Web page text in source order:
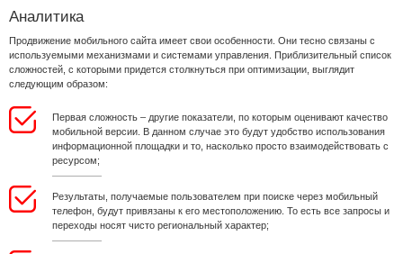
Аналитика
Продвижение мобильного сайта имеет свои особенности. Они тесно связаны с
используемыми механизмами и системами управления. Приблизительный список
сложностей, с которыми придется столкнуться при оптимизации, выглядит
следующим образом:
Первая сложность – другие показатели, по которым оценивают качество
мобильной версии. В данном случае это будут удобство использования
информационной площадки и то, насколько просто взаимодействовать с
ресурсом;
Результаты, получаемые пользователем при поиске через мобильный
телефон, будут привязаны к его местоположению. То есть все запросы и
переходы носят чисто региональный характер;